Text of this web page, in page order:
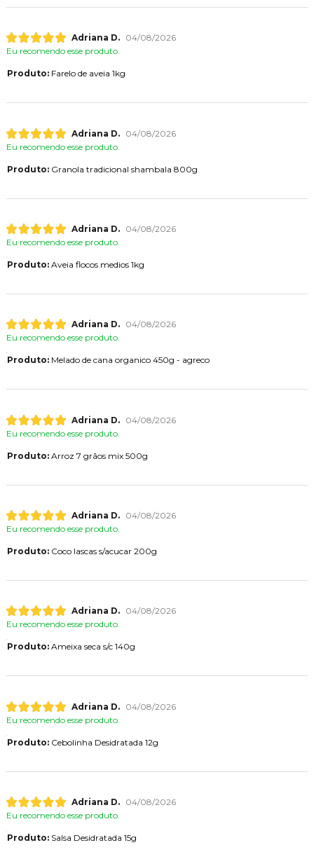
Adriana D.
04/08/2026
Eu recomendo esse produto.
Produto:Farelo de aveia 1kg
Adriana D.
04/08/2026
Eu recomendo esse produto.
Produto:Granola tradicional shambala 800g
Adriana D.
04/08/2026
Eu recomendo esse produto.
Produto:Aveia flocos medios 1kg
Adriana D.
04/08/2026
Eu recomendo esse produto.
Produto:Melado de cana organico 450g - agreco
Adriana D.
04/08/2026
Eu recomendo esse produto.
Produto:Arroz 7 grãos mix 500g
Adriana D.
04/08/2026
Eu recomendo esse produto.
Produto:Coco lascas s/acucar 200g
Adriana D.
04/08/2026
Eu recomendo esse produto.
Produto:Ameixa seca s/c 140g
Adriana D.
04/08/2026
Eu recomendo esse produto.
Produto:Cebolinha Desidratada 12g
Adriana D.
04/08/2026
Eu recomendo esse produto.
Produto:Salsa Desidratada 15g